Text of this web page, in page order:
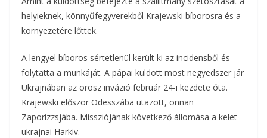
helyieknek, könnyűfegyverekből Krajewski bíborosra és a
környezetére lőttek.
A lengyel bíboros sértetlenül került ki az incidensből és
folytatta a munkáját. A pápai küldött most negyedszer jár
Ukrajnában az orosz invázió február 24-i kezdete óta.
Krajewski először Odesszába utazott, onnan
Zaporizzsjába. Missziójának következő állomása a kelet-
ukrajnai Harkiv.